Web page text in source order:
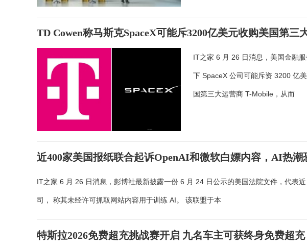
TD Cowen称马斯克SpaceX可能斥3200亿美元收购美国第三
IT之家 6 月 26 日消息，美国金融
下 SpaceX 公司可能斥资 3200 亿
国第三大运营商 T-Mobile，从而
近400家美国报纸联合起诉OpenAI和微软白嫖内容，AI热潮
IT之家 6 月 26 日消息，彭博社最新披露一份 6 月 24 日公示的美国法院文件，代表
司， 称其未经许可抓取网站内容用于训练 AI。 该联盟于本
特斯拉2026免费超充挑战赛开启 九名车主可获终身免费超充